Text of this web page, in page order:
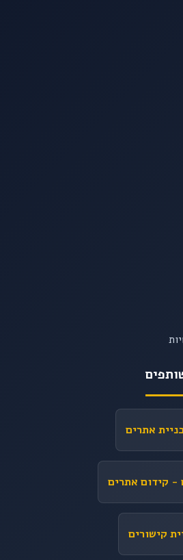
אתרים
- קידום אתרים
קישורים